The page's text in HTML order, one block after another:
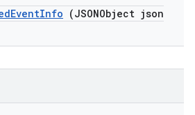
EventInfo (JSONObject json